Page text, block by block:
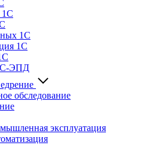
1С
1С
1С
ЭПД
обследование
эксплуатация